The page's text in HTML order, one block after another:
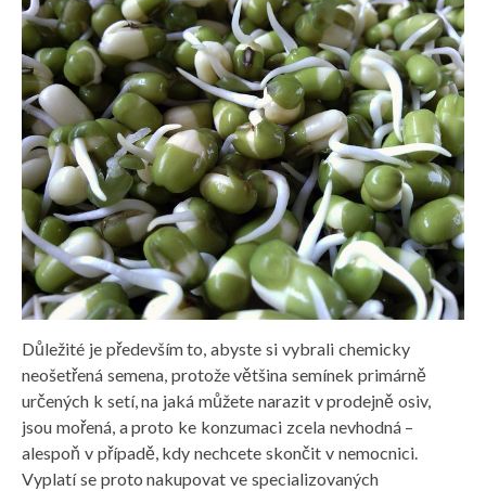
Důležité je především to, abyste si vybrali chemicky
neošetřená semena, protože většina semínek primárně
určených k setí, na jaká můžete narazit v prodejně osiv,
jsou mořená, a proto ke konzumaci zcela nevhodná –
alespoň v případě, kdy nechcete skončit v nemocnici.
Vyplatí se proto nakupovat ve specializovaných